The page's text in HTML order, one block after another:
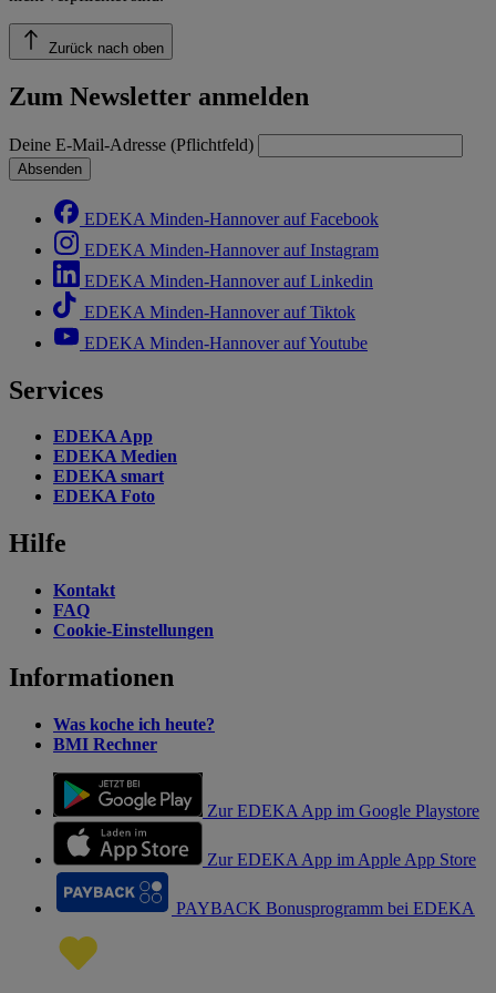
Zurück nach oben
Zum Newsletter anmelden
Deine E-Mail-Adresse (Pflichtfeld)
Absenden
EDEKA Minden-Hannover auf Facebook
EDEKA Minden-Hannover auf Instagram
EDEKA Minden-Hannover auf Linkedin
EDEKA Minden-Hannover auf Tiktok
EDEKA Minden-Hannover auf Youtube
Services
EDEKA App
EDEKA Medien
EDEKA smart
EDEKA Foto
Hilfe
Kontakt
FAQ
Cookie-Einstellungen
Informationen
Was koche ich heute?
BMI Rechner
Zur EDEKA App im Google Playstore
Zur EDEKA App im Apple App Store
PAYBACK Bonusprogramm bei EDEKA